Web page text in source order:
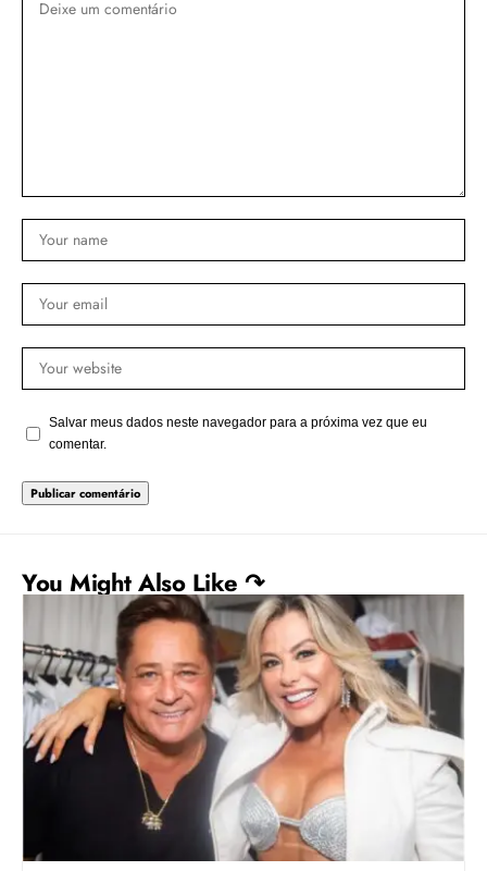
Salvar meus dados neste navegador para a próxima vez que eu
comentar.
You Might Also Like ↷